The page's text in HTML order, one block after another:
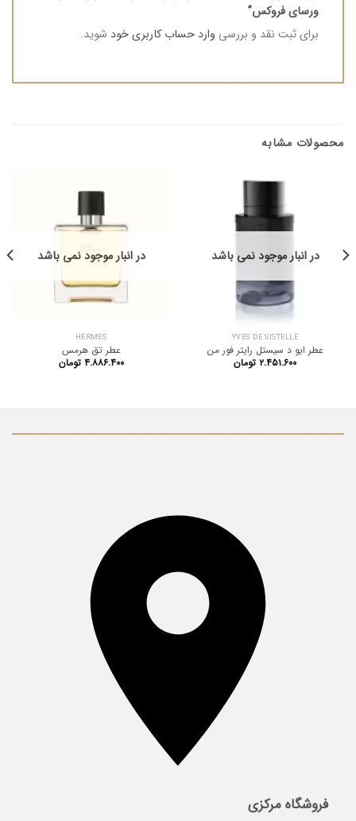
ورسای فروکس”
برای ثبت نقد و بررسی وارد حساب کاربری خود شوید.
محصولات مشابه
در انبار موجود نمی باشد
YVES DE SISTELLE
عطر ایو د سیستل رایتر فور من
۲.۴۵۱.۶۰۰ تومان
در انبار موجود نمی باشد
HERMES
عطر تق هرمس
۴.۸۸۶.۴۰۰ تومان
فروشگاه مرکزی